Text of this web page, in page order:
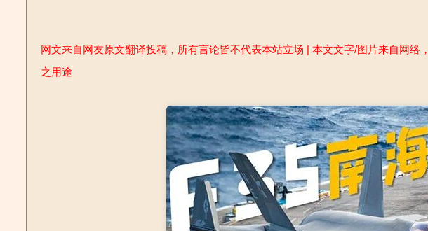
网文来自网友原文翻译投稿，所有言论皆不代表本站立场 | 本文文字/图片来自网
之用途